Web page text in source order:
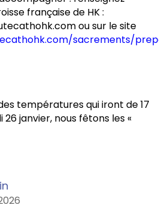
française de HK :
ou sur le site
sacrements/
températures qui iront de 17
26 janvier, nous fêtons les «